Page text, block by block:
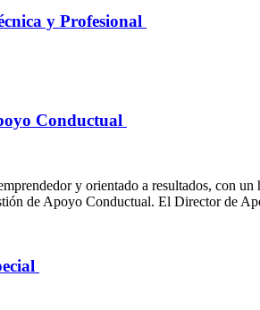
y Profesional
Conductual
y orientado a resultados, con
de Apoyo Conductual. El Director de